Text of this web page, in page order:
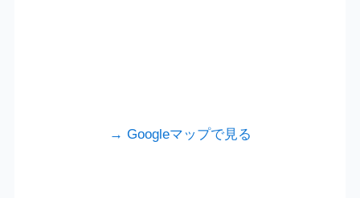
→ Googleマップで見る